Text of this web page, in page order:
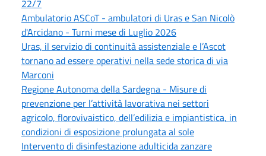
22/7
Ambulatorio ASCoT - ambulatori di Uras e San Nicolò
d'Arcidano - Turni mese di Luglio 2026
Uras, il servizio di continuità assistenziale e l’Ascot
tornano ad essere operativi nella sede storica di via
Marconi
Regione Autonoma della Sardegna - Misure di
prevenzione per l’attività lavorativa nei settori
agricolo, florovivaistico, dell’edilizia e impiantistica, in
condizioni di esposizione prolungata al sole
Intervento di disinfestazione adulticida zanzare